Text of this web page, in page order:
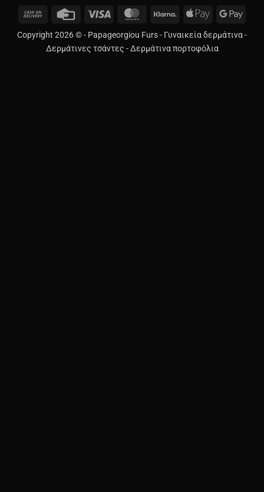
Cash
Delivery
Credit
Visa MasterCardKlarna
Apple
Copyright 2026 © - Papageorgiou Furs- Γυναικεία δερμάτινα-
Δερμάτινες τσάντες -Δερμάτινα πορτοφόλια